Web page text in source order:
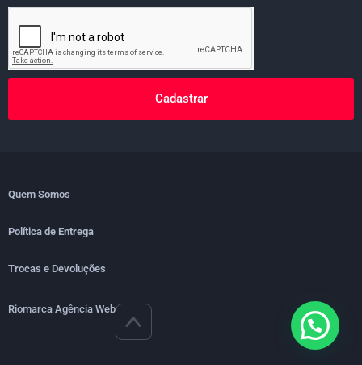
Cadastrar
Riomarca Agência Web
>
Quem Somos
Política de Entrega
Trocas e Devoluções